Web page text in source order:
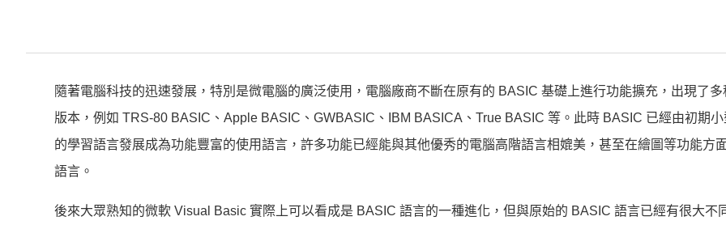
隨著電腦科技的迅速發展，特別是微電腦的廣泛使用，電腦廠商不斷在原有的 BASIC 基礎上進行功能擴充，出現了多
版本，例如 TRS-80 BASIC、Apple BASIC、GWBASIC、IBM BASICA、True BASIC 等。此時 BASIC 已經由初期
的學習語言發展成為功能豐富的使用語言，許多功能已經能與其他優秀的電腦高階語言相媲美，甚至在繪圖等功能方
語言。
後來大眾熟知的微軟 Visual Basic 實際上可以看成是 BASIC 語言的一種進化，但與原始的 BASIC 語言已經有很大不